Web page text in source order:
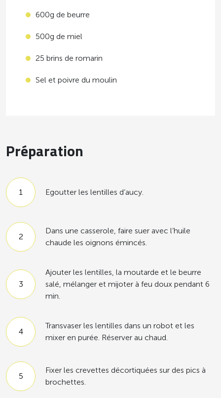
600g de beurre
500g de miel
25 brins de romarin
Sel et poivre du moulin
Préparation
Egoutter les lentilles d’aucy.
Dans une casserole, faire suer avec l’huile
chaude les oignons émincés.
Ajouter les lentilles, la moutarde et le beurre
salé, mélanger et mijoter à feu doux pendant 6
min.
Transvaser les lentilles dans un robot et les
mixer en purée. Réserver au chaud.
Fixer les crevettes décortiquées sur des pics à
brochettes.